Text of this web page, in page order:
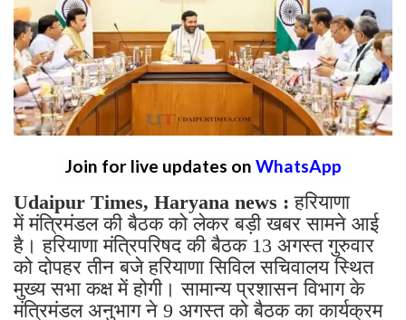
Join for live updates on WhatsApp
Udaipur Times, Haryana news :हरियाणा
में मंत्रिमंडल की बैठक को लेकर बड़ी खबर सामने आई
है। हरियाणा मंत्रिपरिषद की बैठक 13 अगस्त गुरुवार
को दोपहर तीन बजे हरियाणा सिविल सचिवालय स्थित
मुख्य सभा कक्ष में होगी। सामान्य प्रशासन विभाग के
मंत्रिमंडल अनुभाग ने 9 अगस्त को बैठक का कार्यक्रम